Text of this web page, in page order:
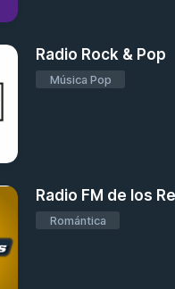
Radio Rock & Pop
Música Pop
Radio FM de los
Romántica